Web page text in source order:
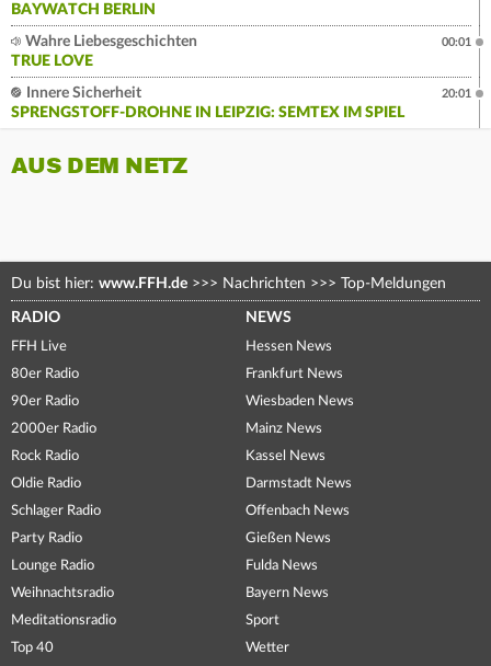
BAYWATCH BERLIN
Wahre Liebesgeschichten
TRUE LOVE
00:01
Innere Sicherheit
SPRENGSTOFF-DROHNE IN LEIPZIG: SEMTEX IM SPIEL
20:01
AUS DEM NETZ
Du bist hier: www.FFH.de >>> Nachrichten >>> Top-Meldungen
RADIO
FFH Live
80er Radio
90er Radio
2000er Radio
Rock Radio
Oldie Radio
Schlager Radio
Party Radio
Lounge Radio
Weihnachtsradio
Meditationsradio
Top 40
NEWS
Hessen News
Frankfurt News
Wiesbaden News
Mainz News
Kassel News
Darmstadt News
Offenbach News
Gießen News
Fulda News
Bayern News
Sport
Wetter